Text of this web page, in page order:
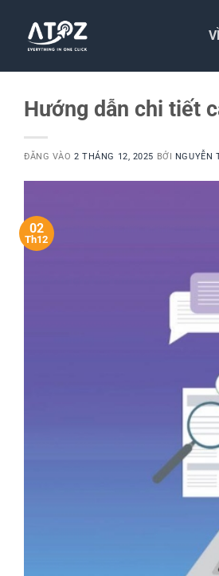
dung
Hướng dẫn chi tiết
ĐĂNG VÀO2 THÁNG 12, 2025 BỞI NGUYỄN
02
Th12